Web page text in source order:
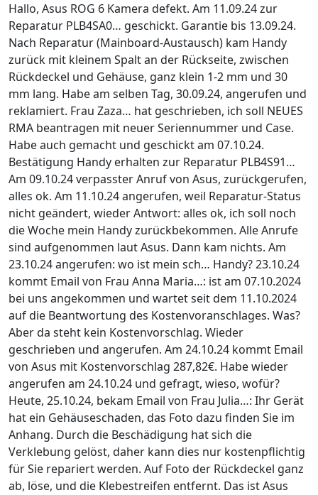
Hallo, Asus ROG 6 Kamera defekt. Am 11.09.24 zur
Reparatur PLB4SA0… geschickt. Garantie bis 13.09.24.
Nach Reparatur (Mainboard-Austausch) kam Handy
zurück mit kleinem Spalt an der Rückseite, zwischen
Rückdeckel und Gehäuse, ganz klein 1-2 mm und 30
mm lang. Habe am selben Tag, 30.09.24, angerufen und
reklamiert. Frau Zaza… hat geschrieben, ich soll NEUES
RMA beantragen mit neuer Seriennummer und Case.
Habe auch gemacht und geschickt am 07.10.24.
Bestätigung Handy erhalten zur Reparatur PLB4S91…
Am 09.10.24 verpasster Anruf von Asus, zurückgerufen,
alles ok. Am 11.10.24 angerufen, weil Reparatur-Status
nicht geändert, wieder Antwort: alles ok, ich soll noch
die Woche mein Handy zurückbekommen. Alle Anrufe
sind aufgenommen laut Asus. Dann kam nichts. Am
23.10.24 angerufen: wo ist mein sch… Handy? 23.10.24
kommt Email von Frau Anna Maria…: ist am 07.10.2024
bei uns angekommen und wartet seit dem 11.10.2024
auf die Beantwortung des Kostenvoranschlages. Was?
Aber da steht kein Kostenvorschlag. Wieder
geschrieben und angerufen. Am 24.10.24 kommt Email
von Asus mit Kostenvorschlag 287,82€. Habe wieder
angerufen am 24.10.24 und gefragt, wieso, wofür?
Heute, 25.10.24, bekam Email von Frau Julia…: Ihr Gerät
hat ein Gehäuseschaden, das Foto dazu finden Sie im
Anhang. Durch die Beschädigung hat sich die
Verklebung gelöst, daher kann dies nur kostenpflichtig
für Sie repariert werden. Auf Foto der Rückdeckel ganz
ab, löse, und die Klebestreifen entfernt. Das ist Asus